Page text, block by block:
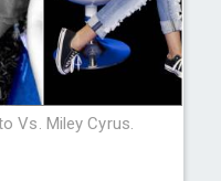
Vs. Miley Cyrus.